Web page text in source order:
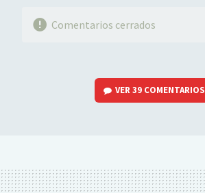
Comentarios cerrados
VER39 COMENTARIOS